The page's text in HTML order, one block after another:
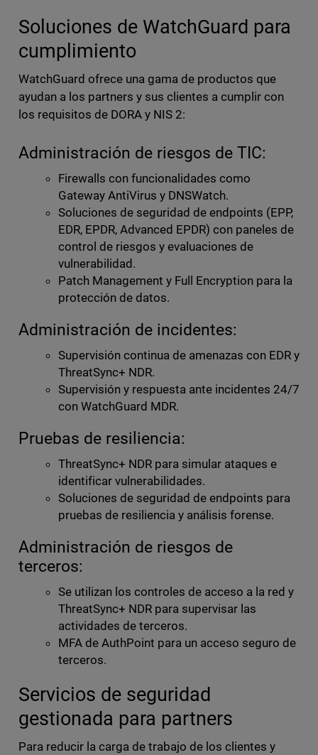
Soluciones de WatchGuard para
cumplimiento
WatchGuard ofrece una gama de productos que
ayudan a los partners y sus clientes a cumplir con
los requisitos de DORA y NIS 2:
Administración de riesgos de TIC:
Firewalls con funcionalidades como
Gateway AntiVirus y DNSWatch.
Soluciones de seguridad de endpoints (EPP,
EDR, EPDR, Advanced EPDR) con paneles de
control de riesgos y evaluaciones de
vulnerabilidad.
Patch Management y Full Encryption para la
protección de datos.
Administración de incidentes:
Supervisión continua de amenazas con EDR y
ThreatSync+ NDR.
Supervisión y respuesta ante incidentes 24/7
con WatchGuard MDR.
Pruebas de resiliencia:
ThreatSync+ NDR para simular ataques e
identificar vulnerabilidades.
Soluciones de seguridad de endpoints para
pruebas de resiliencia y análisis forense.
Administración de riesgos de
terceros:
Se utilizan los controles de acceso a la red y
ThreatSync+ NDR para supervisar las
actividades de terceros.
MFA de AuthPoint para un acceso seguro de
terceros.
Servicios de seguridad
gestionada para partners
Para reducir la carga de trabajo de los clientes y